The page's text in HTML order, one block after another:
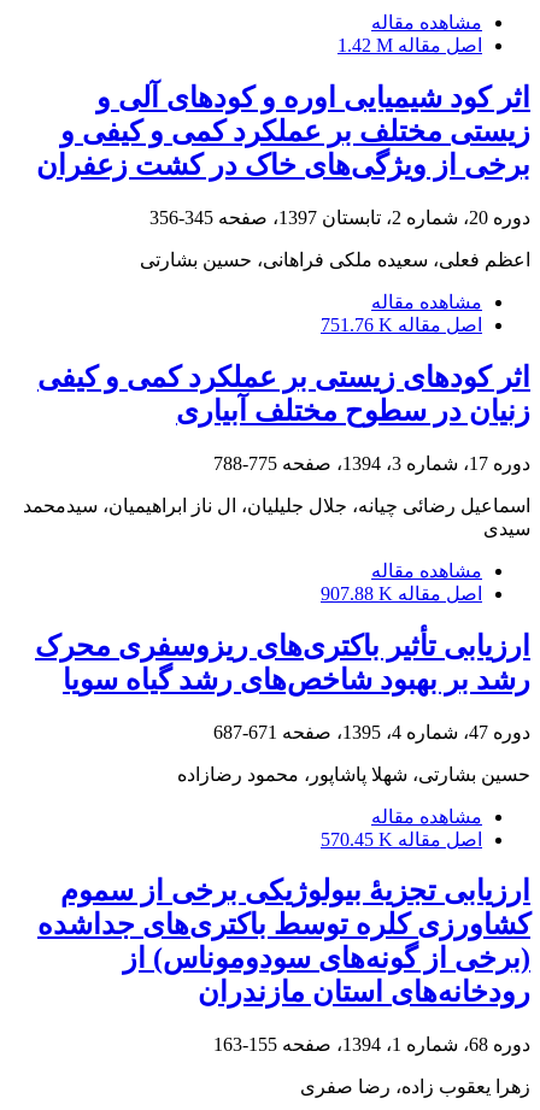
مشاهده مقاله
اصل مقاله 1.42 M
اثر کود شیمیایی اوره و کودهای آلی و
زیستی مختلف بر عملکرد کمی و کیفی و
برخی از ویژگی‌های خاک در کشت زعفران
دوره 20، شماره 2، تابستان 1397، صفحه 345-356
اعظم فعلی، سعیده ملکی فراهانی، حسین بشارتی
مشاهده مقاله
اصل مقاله 751.76 K
اثر کودهای زیستی بر عملکرد کمی و کیفی
زنیان در سطوح مختلف آبیاری
دوره 17، شماره 3، 1394، صفحه 775-788
اسماعیل رضائی چیانه، جلال جلیلیان، ال ناز ابراهیمیان، سیدمحمد
سیدی
مشاهده مقاله
اصل مقاله 907.88 K
ارزیابی تأثیر باکتری‌های ریزوسفری محرک
رشد بر بهبود شاخص‌های رشد گیاه سویا
دوره 47، شماره 4، 1395، صفحه 671-687
حسین بشارتی، شهلا پاشاپور، محمود رضازاده
مشاهده مقاله
اصل مقاله 570.45 K
‌ارزیابی تجزیۀ بیولوژیکی برخی از سموم
کشاورزی کلره توسط باکتری‌های جدا‌شده
(برخی از گونه‌های سودوموناس) از
رودخانه‌های استان مازندران
دوره 68، شماره 1، 1394، صفحه 155-163
زهرا یعقوب زاده، رضا صفری